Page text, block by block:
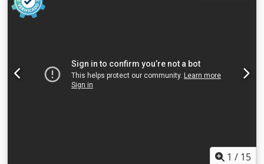
diseñada para compactar cartón, film plástico (LDPE),
botellas de PET, papel y otros materiales reciclables. La
de reciclaje, almacenes, centros logísticos y operaciones
industriales. Especificaciones Fabricante: Bergmann
Modelo: SB 600-58 Año: 1991 Peso de la máquina: 810 kg
1 / 15